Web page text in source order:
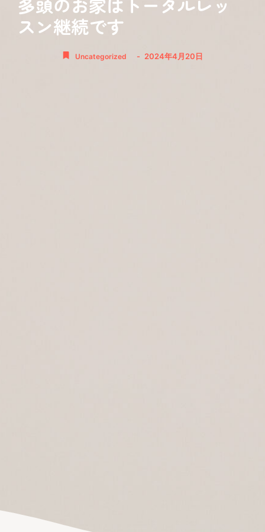
スン継続です
Uncategorized - 2024年4月20日